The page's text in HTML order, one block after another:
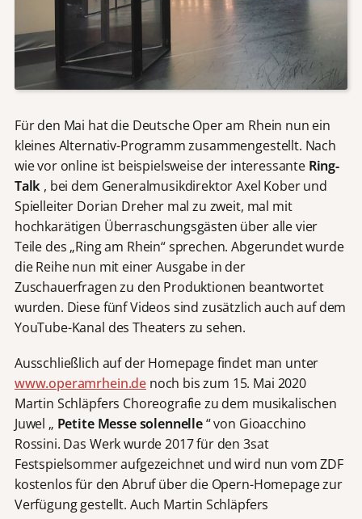
Für den Mai hat die Deutsche Oper am Rhein nun ein
kleines Alternativ-Programm zusammengestellt. Nach
wie vor online ist beispielsweise der interessante Ring-
Talk , bei dem Generalmusikdirektor Axel Kober und
Spielleiter Dorian Dreher mal zu zweit, mal mit
hochkarätigen Überraschungsgästen über alle vier
Teile des „Ring am Rhein“ sprechen. Abgerundet wurde
die Reihe nun mit einer Ausgabe in der
Zuschauerfragen zu den Produktionen beantwortet
wurden. Diese fünf Videos sind zusätzlich auch auf dem
YouTube-Kanal des Theaters zu sehen.
Ausschließlich auf der Homepage findet man unter
www.operamrhein.de noch bis zum 15. Mai 2020
Martin Schläpfers Choreografie zu dem musikalischen
Juwel „ Petite Messe solennelle“ von Gioacchino
Rossini. Das Werk wurde 2017 für den 3sat
Festspielsommer aufgezeichnet und wird nun vom ZDF
kostenlos für den Abruf über die Opern-Homepage zur
Verfügung gestellt. Auch Martin Schläpfers